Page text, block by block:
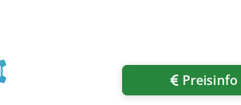
Preisinfo